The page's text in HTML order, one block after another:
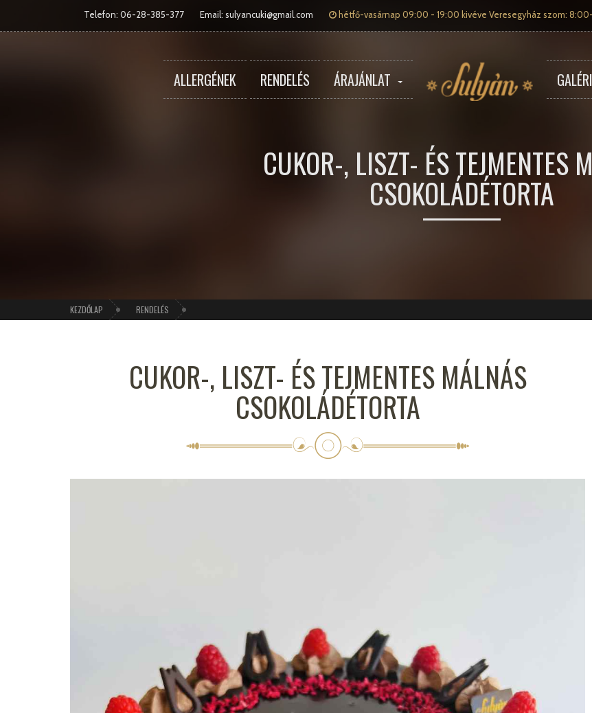
Telefon: 06-28-385-377 Email: sulyancuki@gmail.com hétfő-vasárnap 09:00 - 19:00 kivéve Veresegyház szom:
ALLERGÉNEK RENDELÉS ÁRAJÁNLAT
CUKOR-, LISZT- ÉS TEJMENTES
CSOKOLÁDÉTORTA
KEZDŐLAP RENDELÉS
CUKOR-, LISZT- ÉS TEJMENTES MÁLNÁS
CSOKOLÁDÉTORTA